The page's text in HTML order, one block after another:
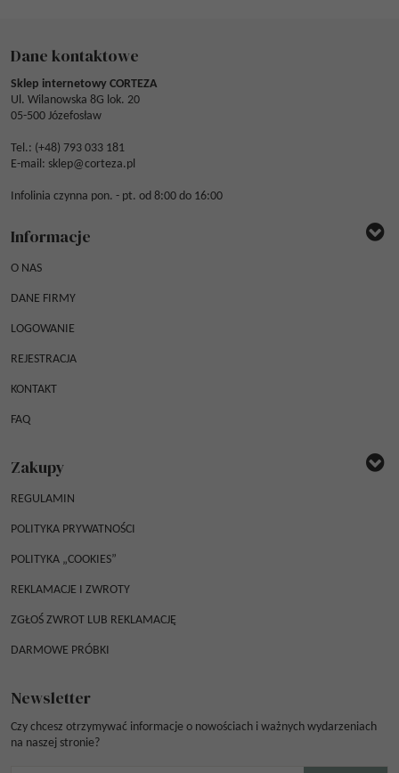
Dane kontaktowe
Sklep internetowy CORTEZA
Ul. Wilanowska 8G lok. 20
05-500 Józefosław
Tel.: (+48) 793 033 181
E-mail: sklep@corteza.pl
Infolinia czynna pon. - pt. od 8:00 do 16:00
Informacje
O NAS
DANE FIRMY
LOGOWANIE
REJESTRACJA
KONTAKT
FAQ
Zakupy
REGULAMIN
POLITYKA PRYWATNOŚCI
POLITYKA „COOKIES”
REKLAMACJE I ZWROTY
ZGŁOŚ ZWROT LUB REKLAMACJĘ
DARMOWE PRÓBKI
Newsletter
Czy chcesz otrzymywać informacje o nowościach i ważnych wydarzeniach
na naszej stronie?